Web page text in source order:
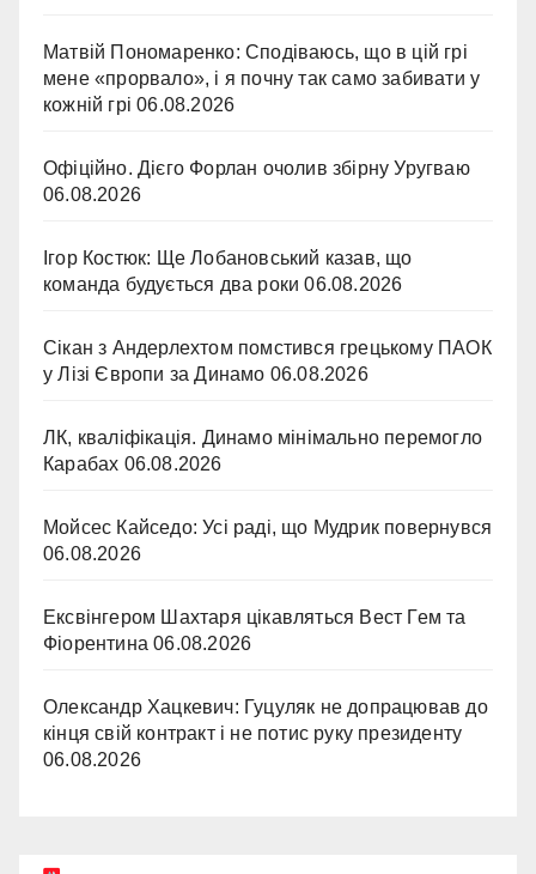
Матвій Пономаренко: Сподіваюсь, що в цій грі
мене «прорвало», і я почну так само забивати у
кожній грі 06.08.2026
Офіційно. Дієго Форлан очолив збірну Уругваю
06.08.2026
Ігор Костюк: Ще Лобановський казав, що
команда будується два роки 06.08.2026
Сікан з Андерлехтом помстився грецькому ПАОК
у Лізі Європи за Динамо 06.08.2026
ЛК, кваліфікація. Динамо мінімально перемогло
Карабах 06.08.2026
Мойсес Кайседо: Усі раді, що Мудрик повернувся
06.08.2026
Ексвінгером Шахтаря цікавляться Вест Гем та
Фіорентина 06.08.2026
Олександр Хацкевич: Гуцуляк не допрацював до
кінця свій контракт і не потис руку президенту
06.08.2026